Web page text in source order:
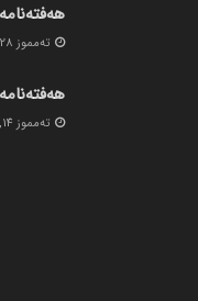
ته‌مموز 28, 2026
ته‌مموز 14, 2026